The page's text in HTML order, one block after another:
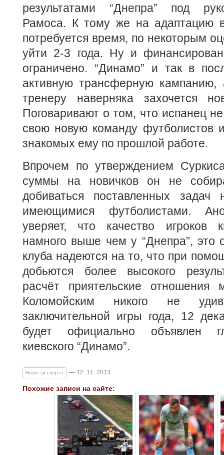
результатами “Днепра” под
Рамоса. К тому же на адаптацию
потребуется время, по некоторым
уйти 2-3 года. Ну и
ограничено. “Динамо” и так в
активную трансферную кампанию,
тренеру наверняка захочется
Поговаривают о том, что испанец
свою новую команду футболистов
знакомых ему по прошлой работе.
Впрочем по утверждением
суммы на новичков он не
добиваться поставленных
имеющимися футболистами.
уверяет, что качество игроков
намного выше чем у “Днепра”, это
клуба надеются на то, что при
добьются более высокого
расчёт приятельские
Коломойским никого не
заключительной игры года, 12
будет официально объявлен
киевского “Динамо”.
Новости спорта — 12. 11. 2013
Похожие записи на сайте: